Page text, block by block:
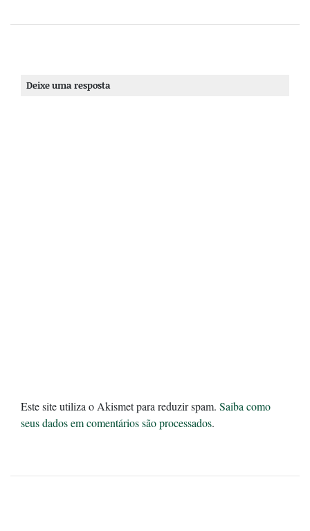
Deixe uma resposta
Este site utiliza o Akismet para reduzir spam. Saiba como
seus dados em comentários são processados.